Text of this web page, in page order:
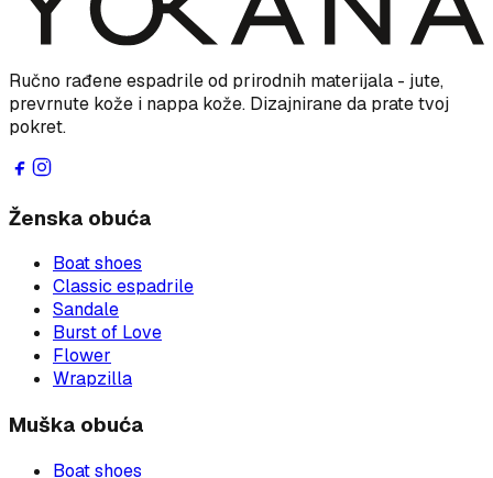
Ručno rađene espadrile od prirodnih materijala - jute,
prevrnute kože i nappa kože. Dizajnirane da prate tvoj
pokret.
Ženska obuća
Boat shoes
Classic espadrile
Sandale
Burst of Love
Flower
Wrapzilla
Muška obuća
Boat shoes